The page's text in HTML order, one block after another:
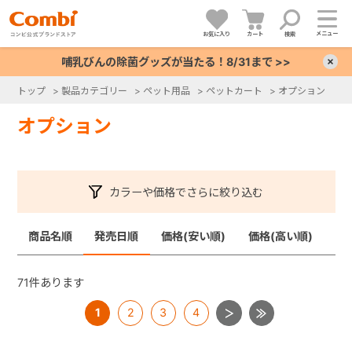
お気に入り カート 検索 メニュー
哺乳びんの除菌グッズが当たる！8/31まで >>
トップ > 製品カテゴリー > ペット用品 > ペットカート > オプション
オプション
カラーや価格でさらに絞り込む
商品名順 発売日順 価格(安い順) 価格(高い順)
71件あります
1 2 3 4